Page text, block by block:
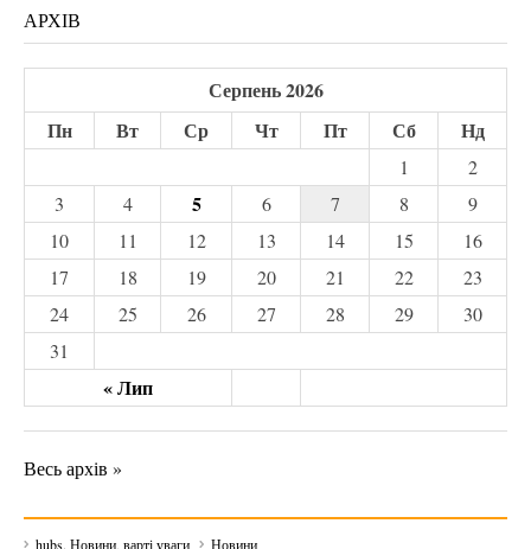
АРХІВ
Серпень 2026
Пн
Вт Ср Чт Пт Сб Нд
« Лип
1
2
3
4 5 6 7 8
9
10
11 12 13 14 15
16
17
18 19 20 21 22
23
24
25 26 27 28 29
30
31
Весь архів »
hubs. Новини, варті уваги Новини